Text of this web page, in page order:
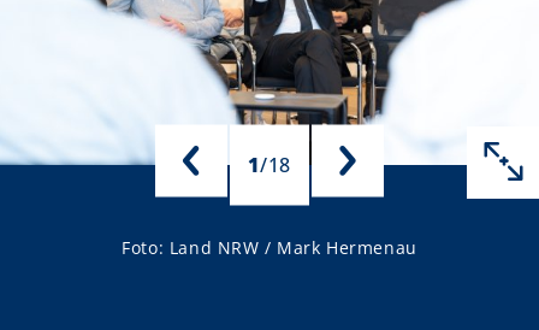
1/18
Foto: Land NRW / Mark Hermenau